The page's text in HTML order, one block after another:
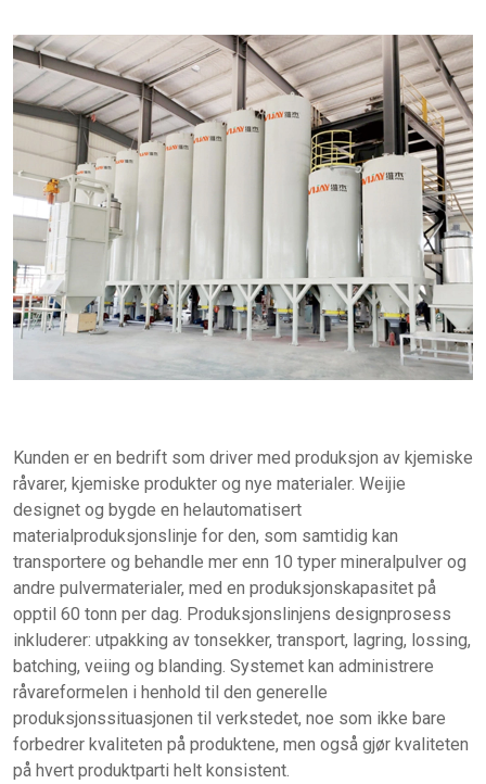
Kunden er en bedrift som driver med produksjon av kjemiske
råvarer, kjemiske produkter og nye materialer. Weijie
designet og bygde en helautomatisert
materialproduksjonslinje for den, som samtidig kan
transportere og behandle mer enn 10 typer mineralpulver og
andre pulvermaterialer, med en produksjonskapasitet på
opptil 60 tonn per dag. Produksjonslinjens designprosess
inkluderer: utpakking av tonsekker, transport, lagring, lossing,
batching, veiing og blanding. Systemet kan administrere
råvareformelen i henhold til den generelle
produksjonssituasjonen til verkstedet, noe som ikke bare
forbedrer kvaliteten på produktene, men også gjør kvaliteten
på hvert produktparti helt konsistent.